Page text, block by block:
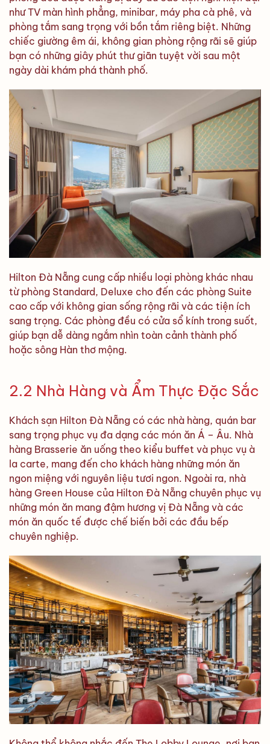
như TV màn hình phẳng, minibar, máy pha cà phê, và
phòng tắm sang trọng với bồn tắm riêng biệt. Những
chiếc giường êm ái, không gian phòng rộng rãi sẽ giúp
bạn có những giây phút thư giãn tuyệt vời sau một
ngày dài khám phá thành phố.
Hilton Đà Nẵng cung cấp nhiều loại phòng khác nhau
từ phòng Standard, Deluxe cho đến các phòng Suite
cao cấp với không gian sống rộng rãi và các tiện ích
sang trọng. Các phòng đều có cửa sổ kính trong suốt,
giúp bạn dễ dàng ngắm nhìn toàn cảnh thành phố
hoặc sông Hàn thơ mộng.
2.2 Nhà Hàng và Ẩm Thực Đặc Sắc
Khách sạn Hilton Đà Nẵng có các nhà hàng, quán bar
sang trọng phục vụ đa dạng các món ăn Á – Âu. Nhà
hàng Brasserie ăn uống theo kiểu buffet và phục vụ à
la carte, mang đến cho khách hàng những món ăn
ngon miệng với nguyên liệu tươi ngon. Ngoài ra, nhà
hàng Green House của Hilton Đà Nẵng chuyên phục vụ
những món ăn mang đậm hương vị Đà Nẵng và các
món ăn quốc tế được chế biến bởi các đầu bếp
chuyên nghiệp.